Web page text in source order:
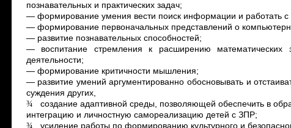
познавательных и практических задач;
— формирование умения вести поиск информации и работать с
— формирование первоначальных представлений о
— развитие познавательных способностей;
— воспитание стремления к расширению математических
деятельности;
— формирование критичности мышления;
— развитие умений аргументированно обосновывать и
суждения других,
¾
создание адаптивной среды, позволяющей обеспечить в
интеграцию и личностную самореализацию детей с ЗПР;
¾
усиление работы по формированию культурного и